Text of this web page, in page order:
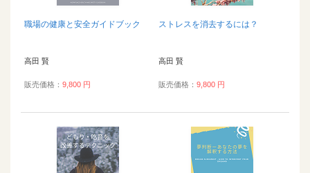
職場の健康と安全ガイドブック
高田 賢
販売価格： 9,800 円
ストレスを消去するには？
高田 賢
販売価格： 9,800 円